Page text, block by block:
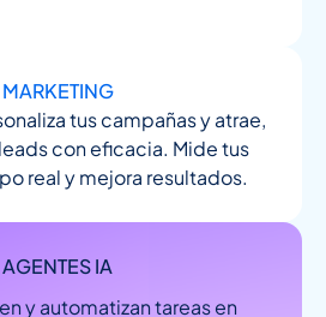
MARKETING
tus campañas y atrae,
con eficacia. Mide tus
real y mejora resultados.
AGENTES IA
y automatizan tareas en